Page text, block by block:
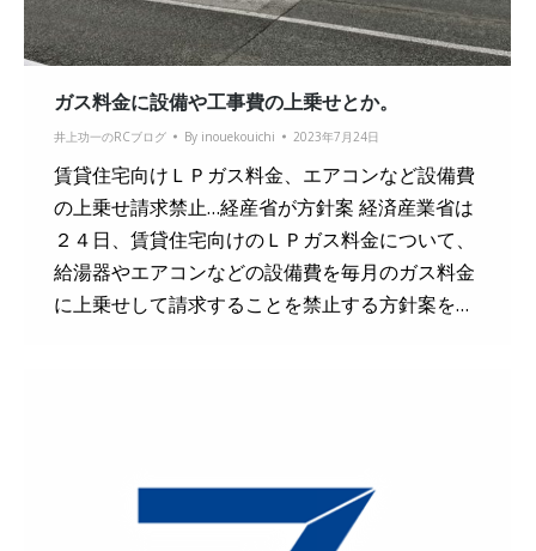
ガス料金に設備や工事費の上乗せとか。
井上功一のRCブログ By inouekouichi 2023年7月24日
賃貸住宅向けＬＰガス料金、エアコンなど設備費
の上乗せ請求禁止…経産省が方針案 経済産業省は
２４日、賃貸住宅向けのＬＰガス料金について、
給湯器やエアコンなどの設備費を毎月のガス料金
に上乗せして請求することを禁止する方針案を…